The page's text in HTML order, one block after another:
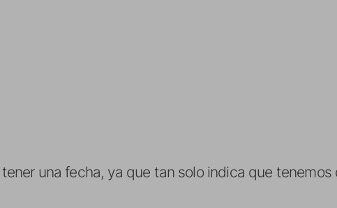
una fecha, ya que tan solo indica que